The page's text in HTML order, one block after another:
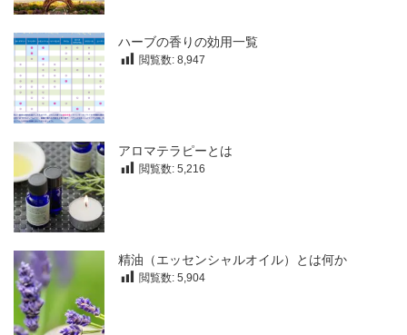
ハーブの香りの効用一覧
閲覧数: 8,947
アロマテラピーとは
閲覧数: 5,216
精油（エッセンシャルオイル）とは何か
閲覧数: 5,904